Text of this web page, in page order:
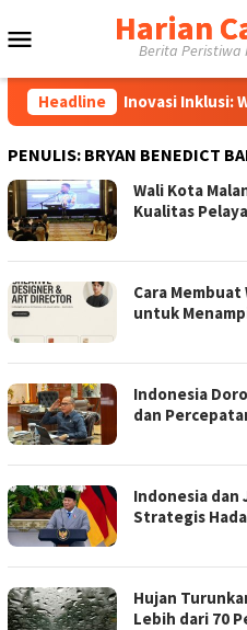
ke
Harian
Berita Peristiwa
Headline
Inovasi Inklusi: Website
PENULIS: BRYAN BENEDICT
Wali Kota
Kualitas
Cara
untuk
Indonesia
dan
Indonesia dan
Strategis
Hujan
Lebih dari 70